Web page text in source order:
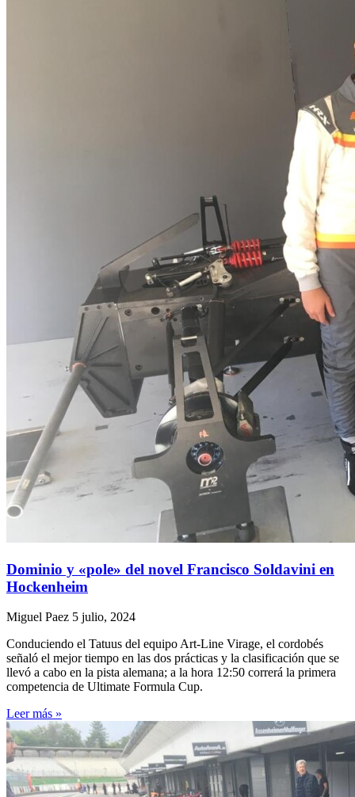
Dominio y «pole» del novel Francisco Soldavini en
Hockenheim
Miguel Paez 5 julio, 2024
Conduciendo el Tatuus del equipo Art-Line Virage, el cordobés
señaló el mejor tiempo en las dos prácticas y la clasificación que se
llevó a cabo en la pista alemana; a la hora 12:50 correrá la primera
competencia de Ultimate Formula Cup.
Leer más »